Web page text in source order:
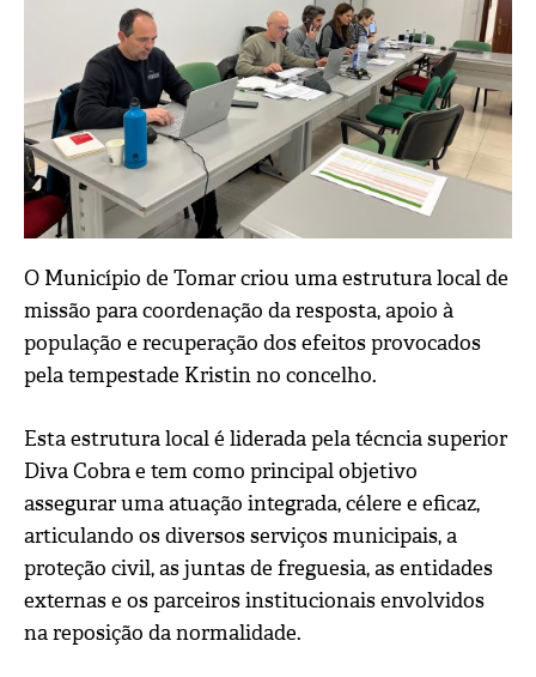
O Município de Tomar criou uma estrutura local de
missão para coordenação da resposta, apoio à
população e recuperação dos efeitos provocados
pela tempestade Kristin no concelho.
Esta estrutura local é liderada pela técncia superior
Diva Cobra e tem como principal objetivo
assegurar uma atuação integrada, célere e eficaz,
articulando os diversos serviços municipais, a
proteção civil, as juntas de freguesia, as entidades
externas e os parceiros institucionais envolvidos
na reposição da normalidade.